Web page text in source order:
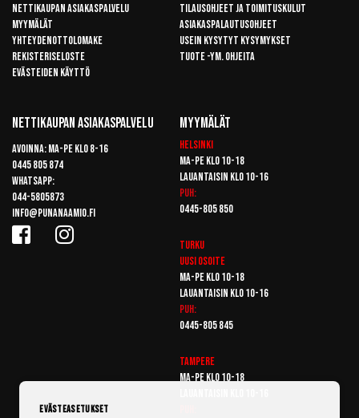
Nettikaupan asiakaspalvelu
Myymälät
Yhteydenottolomake
Rekisteriseloste
Evästeiden käyttö
Tilausohjeet ja toimituskulut
Asiakaspalautusohjeet
Usein kysytyt kysymykset
Tuote -ym. ohjeita
Nettikaupan Asiakaspalvelu
Avoinna: Ma-pe klo 8-16
0445 805 874
Whatsapp:
044-5805873
info@punanaamio.fi
Myymälät
Helsinki
Ma-pe klo 10-18
Lauantaisin klo 10-16
Puh:
0445-805 850
Turku
Uusi osoite
Ma-pe klo 10-18
Lauantaisin klo 10-16
Puh:
0445-805 845
Tampere
Ma-pe klo 10-18
Evästeasetukset